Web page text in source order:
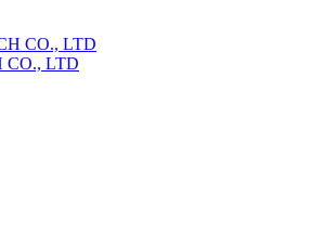
CO., LTD